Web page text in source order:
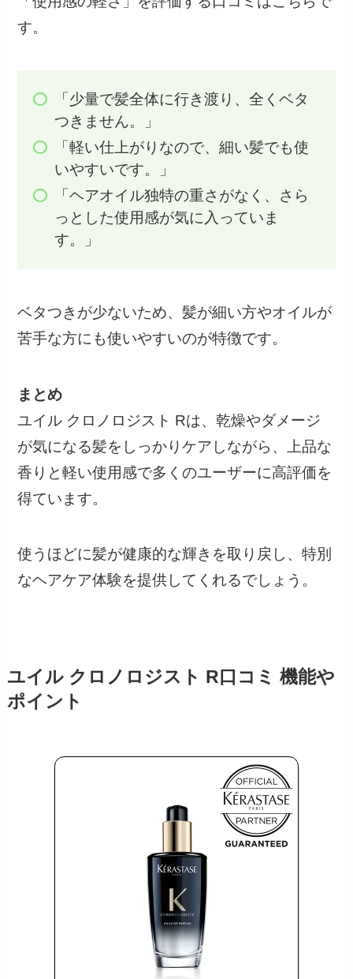
す。
「少量で髪全体に行き渡り、全くベタ
つきません。」
「軽い仕上がりなので、細い髪でも使
いやすいです。」
「ヘアオイル独特の重さがなく、さら
っとした使用感が気に入っていま
す。」
ベタつきが少ないため、髪が細い方やオイルが
苦手な方にも使いやすいのが特徴です。
まとめ
ユイル クロノロジスト Rは、乾燥やダメージ
が気になる髪をしっかりケアしながら、上品な
香りと軽い使用感で多くのユーザーに高評価を
得ています。
使うほどに髪が健康的な輝きを取り戻し、特別
なヘアケア体験を提供してくれるでしょう。
ユイル クロノロジスト R口コミ 機能や
ポイント